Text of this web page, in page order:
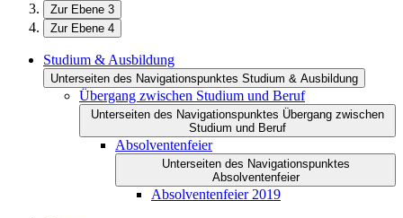
Zur Ebene 3
Zur Ebene 4
Studium & Ausbildung
Unterseiten des Navigationspunktes Studium & Ausbildung
Übergang zwischen Studium und Beruf
Unterseiten des Navigationspunktes Übergang zwischen
Studium und Beruf
Absolventenfeier
Unterseiten des Navigationspunktes
Absolventenfeier
Absolventenfeier 2019